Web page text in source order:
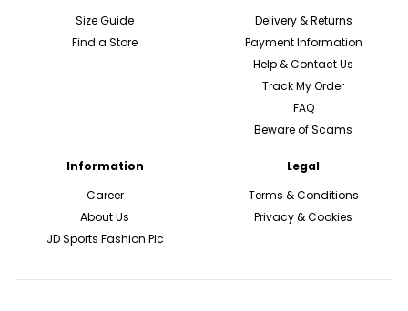
Size Guide
Find a Store
Delivery & Returns
Payment Information
Help & Contact Us
Track My Order
FAQ
Beware of Scams
Information
Career
About Us
JD Sports Fashion Plc
Legal
Terms & Conditions
Privacy & Cookies